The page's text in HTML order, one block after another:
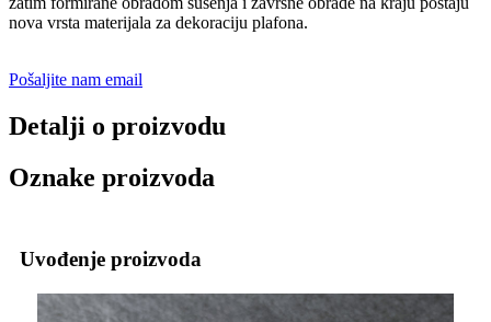
nova vrsta materijala za dekoraciju plafona.
Pošaljite nam email
Detalji o proizvodu
Oznake proizvoda
Uvođenje proizvoda